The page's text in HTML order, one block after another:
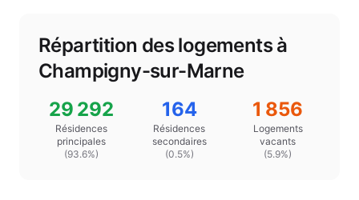
Répartition des logements à
Champigny-sur-Marne
29 292
Résidences
principales
(93.6%)
164
Résidences
secondaires
(0.5%)
1 856
Logements
vacants
(5.9%)